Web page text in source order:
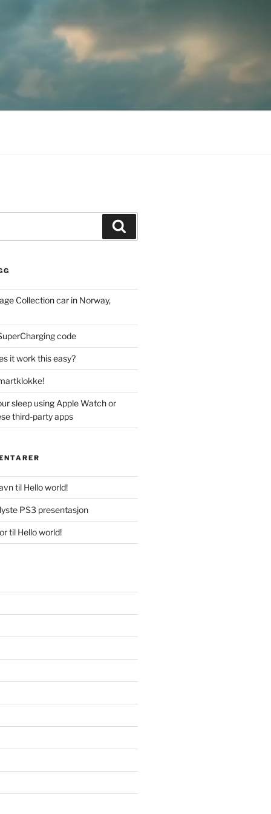
Collection car in Norway,
code
it work this easy?
sleep using Apple Watch or
third-party apps
til Hello world!
PS3 presentasjon
til Hello world!